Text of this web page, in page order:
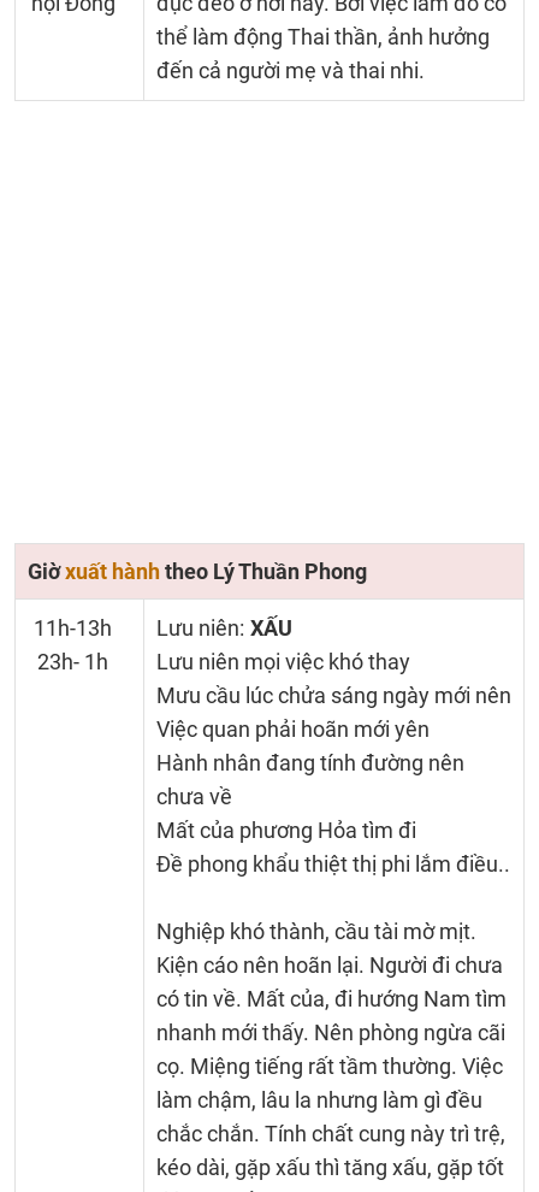
thể làm động Thai thần, ảnh hưởng
đến cả người mẹ và thai nhi.
Giờxuất hànhtheo Lý Thuần Phong
11h-13h
23h- 1h
Lưu niên: XẤU
Lưu niên mọi việc khó thay
Mưu cầu lúc chửa sáng ngày mới nên
Việc quan phải hoãn mới yên
Hành nhân đang tính đường nên
chưa về
Mất của phương Hỏa tìm đi
Đề phong khẩu thiệt thị phi lắm điều..
Nghiệp khó thành, cầu tài mờ mịt.
Kiện cáo nên hoãn lại. Người đi chưa
có tin về. Mất của, đi hướng Nam tìm
nhanh mới thấy. Nên phòng ngừa cãi
cọ. Miệng tiếng rất tầm thường. Việc
làm chậm, lâu la nhưng làm gì đều
chắc chắn. Tính chất cung này trì trệ,
kéo dài, gặp xấu thì tăng xấu, gặp tốt